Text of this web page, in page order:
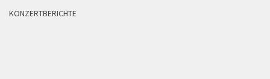
KONZERTBERICHTE